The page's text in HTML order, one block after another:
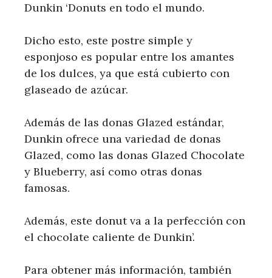
Dunkin ‘Donuts en todo el mundo.
Dicho esto, este postre simple y
esponjoso es popular entre los amantes
de los dulces, ya que está cubierto con
glaseado de azúcar.
Además de las donas Glazed estándar,
Dunkin ofrece una variedad de donas
Glazed, como las donas Glazed Chocolate
y Blueberry, así como otras donas
famosas.
Además, este donut va a la perfección con
el chocolate caliente de Dunkin’.
Para obtener más información, también